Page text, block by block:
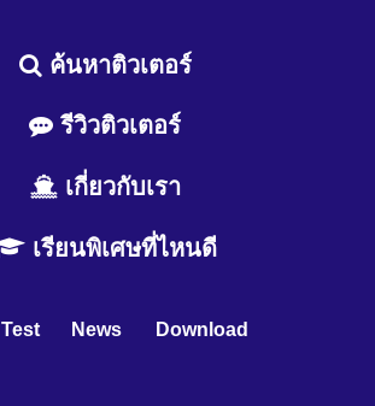
ค้นหาติวเตอร์
รีวิวติวเตอร์
เกี่ยวกับเรา
เรียนพิเศษที่ไหนดี
Test News Download